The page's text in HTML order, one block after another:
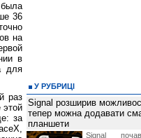
36
на
в
для
раз
этой
за
У РУБРИЦІ
Signal розширив
тепер можна додавати
планшети
Signal